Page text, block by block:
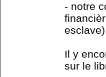
- notre
Il y
sur le